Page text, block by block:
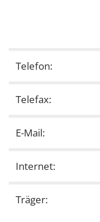
Telefon:
Telefax:
E-Mail:
Internet:
Träger: